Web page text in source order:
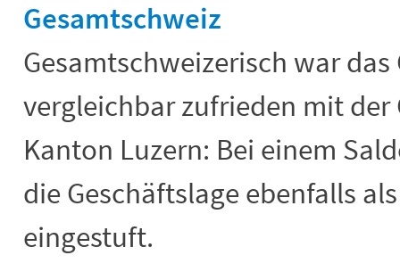
Gesamtschweiz
Gesamtschweizerisch war
vergleichbar zufrieden mit der
Kanton Luzern: Bei einem
die Geschäftslage ebenfalls
eingestuft.